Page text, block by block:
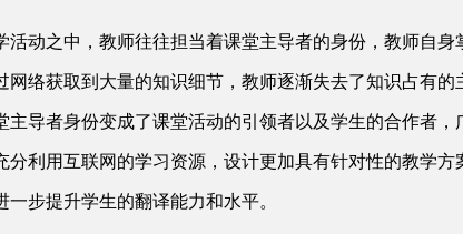
活动之中，教师往往担当着课堂主导者的身份，教师自
网络获取到大量的知识细节，教师逐渐失去了知识占有
主导者身份变成了课堂活动的引领者以及学生的合作者
分利用互联网的学习资源，设计更加具有针对性的教学
一步提升学生的翻译能力和水平。